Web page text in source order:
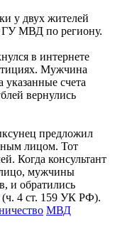
у двух жителей
ГУ МВД по региону.
в интернете
Мужчина
указанные счета
вернулись
предложил
лицом. Тот
Когда консультант
мужчины
и обратились
(ч. 4 ст. 159 УК РФ).
МВД